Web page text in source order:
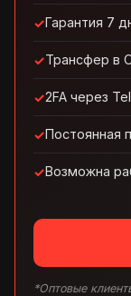
Гарантия 7
Трансфер в
2FA через
Постоянная
Возможна
*Оптовые